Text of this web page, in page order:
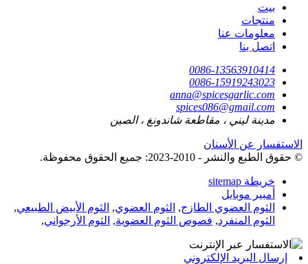
بيت
منتجات
معلومات عنا
اتصل بنا
0086-13563910414
0086-15919243023
anna@spicesgarlic.com
spices086@gmail.com
مدينة ليني ، مقاطعة شاندونغ ، الصين
الاستفسار عن الأسنان
© حقوق الطبع والنشر - 2010-2023: جميع الحقوق محفوظة.
خريطة sitemap
أمبير موبايل
الثوم العضوي الطازج, الثوم العضوي, الثوم الأبيض الطبيعي,
الثوم المنفرد, فصوص الثوم العضوية, الثوم الأرجواني,
إرسال البريد الإلكتروني